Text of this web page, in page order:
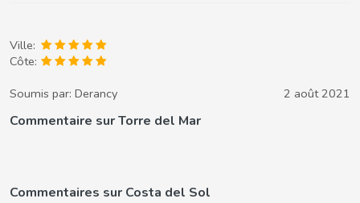
Ville:
Côte:
Soumis par: Derancy 2 août 2021
Commentaire sur Torre del Mar
Commentaires sur Costa del Sol